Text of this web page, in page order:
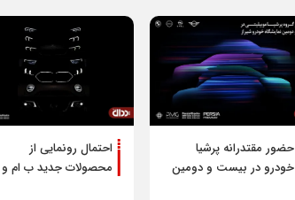
حضور مقتدرانه پرشیا
خودرو در بیست و دومین
احتمال رونمایی از
محصولات جدید ب ام